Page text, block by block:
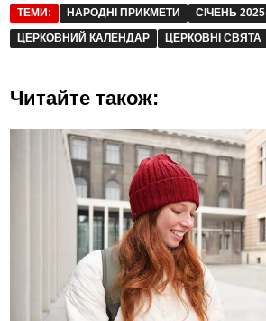
ТЕМИ: НАРОДНІ ПРИКМЕТИ
СІЧЕНЬ 2025
ЦЕРКОВНИЙ КАЛЕНДАР
ЦЕРКОВНІ СВЯТА
Читайте також: